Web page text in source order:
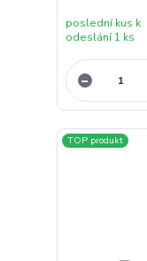
poslední kus k
odeslání 1 ks
TOP produkt